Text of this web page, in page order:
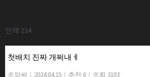
전체 234
첫배치 진짜 개쩌내ㅔ
조와써 | 2024.04.15 | 추천 0 | 조회 3103